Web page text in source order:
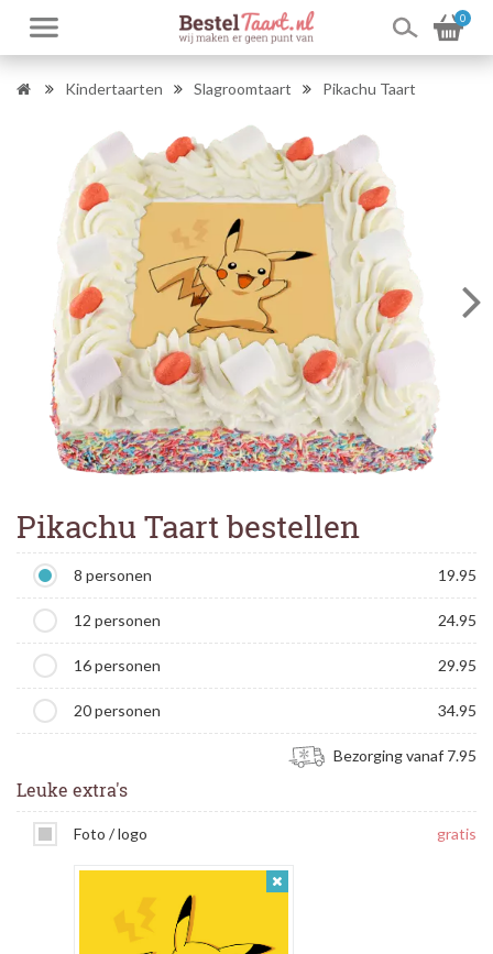
0
Kindertaarten Slagroomtaart Pikachu Taart
Pikachu Taart bestellen
8 personen 19.95
12 personen 24.95
16 personen 29.95
20 personen 34.95
Bezorging vanaf 7.95
Leuke extra's
Foto / logo gratis